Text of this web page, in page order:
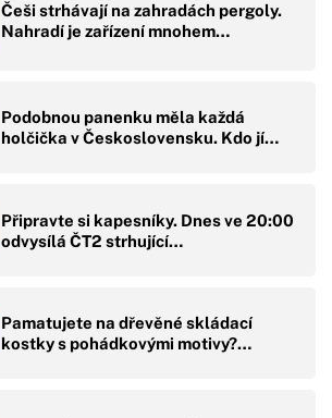
Češi strhávají na zahradách pergoly.
Nahradí je zařízení mnohem…
Podobnou panenku měla každá
holčička v Československu. Kdo jí…
Připravte si kapesníky. Dnes ve 20:00
odvysílá ČT2 strhující…
Pamatujete na dřevěné skládací
kostky s pohádkovými motivy?…